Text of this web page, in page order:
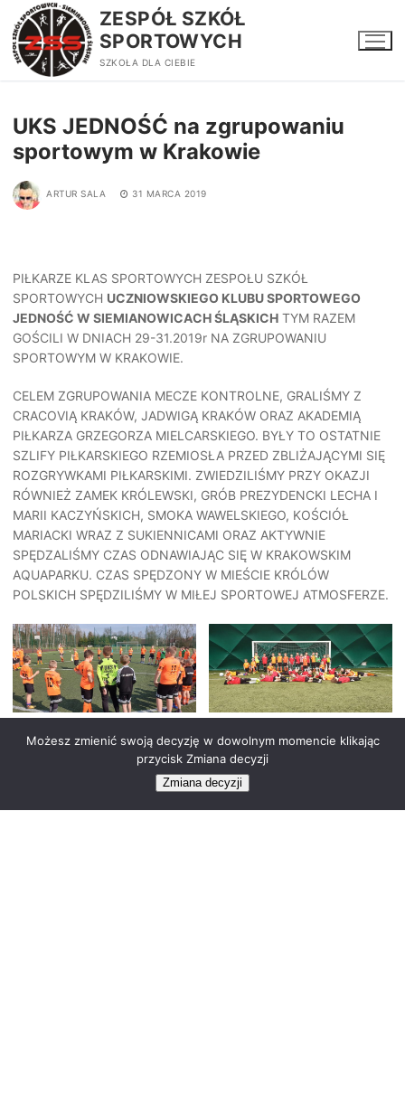
Przejdź
do
treści
ZESPÓŁ SZKÓŁ
SPORTOWYCH
SZKOŁA DLA CIEBIE
UKS JEDNOŚĆ na zgrupowaniu
sportowym w Krakowie
ARTUR SALA 31 MARCA 2019
PIŁKARZE KLAS SPORTOWYCH ZESPOŁU SZKÓŁ
SPORTOWYCH UCZNIOWSKIEGO KLUBU SPORTOWEGO
JEDNOŚĆ W SIEMIANOWICACH ŚLĄSKICH TYM RAZEM
GOŚCILI W DNIACH 29-31.2019r NA ZGRUPOWANIU
SPORTOWYM W KRAKOWIE.
CELEM ZGRUPOWANIA MECZE KONTROLNE, GRALIŚMY Z
CRACOVIĄ KRAKÓW, JADWIGĄ KRAKÓW ORAZ AKADEMIĄ
PIŁKARZA GRZEGORZA MIELCARSKIEGO. BYŁY TO OSTATNIE
SZLIFY PIŁKARSKIEGO RZEMIOSŁA PRZED ZBLIŻAJĄCYMI SIĘ
ROZGRYWKAMI PIŁKARSKIMI. ZWIEDZILIŚMY PRZY OKAZJI
RÓWNIEŻ ZAMEK KRÓLEWSKI, GRÓB PREZYDENCKI LECHA I
MARII KACZYŃSKICH, SMOKA WAWELSKIEGO, KOŚCIÓŁ
MARIACKI WRAZ Z SUKIENNICAMI ORAZ AKTYWNIE
SPĘDZALIŚMY CZAS ODNAWIAJĄC SIĘ W KRAKOWSKIM
AQUAPARKU. CZAS SPĘDZONY W MIEŚCIE KRÓLÓW
POLSKICH SPĘDZILIŚMY W MIŁEJ SPORTOWEJ ATMOSFERZE.
Możesz zmienić swoją decyzję w dowolnym momencie klikając
przycisk Zmiana decyzji
Zmiana decyzji